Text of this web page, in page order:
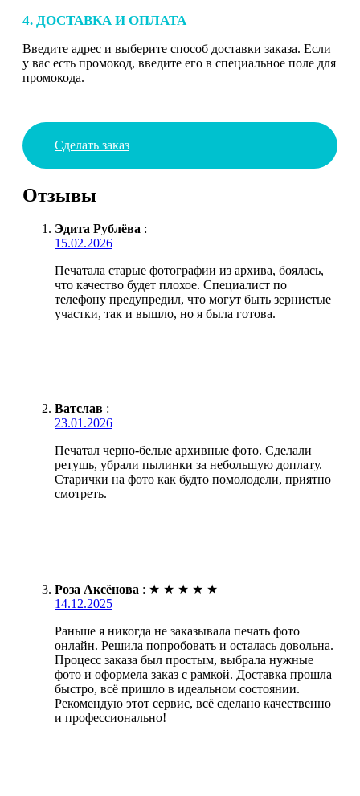
4. ДОСТАВКА И ОПЛАТА
Введите адрес и выберите способ доставки заказа. Если
у вас есть промокод, введите его в специальное поле для
промокода.
Сделать заказ
Отзывы
Эдита Рублёва :
15.02.2026
Печатала старые фотографии из архива, боялась,
что качество будет плохое. Специалист по
телефону предупредил, что могут быть зернистые
участки, так и вышло, но я была готова.
Ватслав :
23.01.2026
Печатал черно-белые архивные фото. Сделали
ретушь, убрали пылинки за небольшую доплату.
Старички на фото как будто помолодели, приятно
смотреть.
Роза Аксёнова : ★ ★ ★ ★ ★
14.12.2025
Раньше я никогда не заказывала печать фото
онлайн. Решила попробовать и осталась довольна.
Процесс заказа был простым, выбрала нужные
фото и оформела заказ с рамкой. Доставка прошла
быстро, всё пришло в идеальном состоянии.
Рекомендую этот сервис, всё сделано качественно
и профессионально!